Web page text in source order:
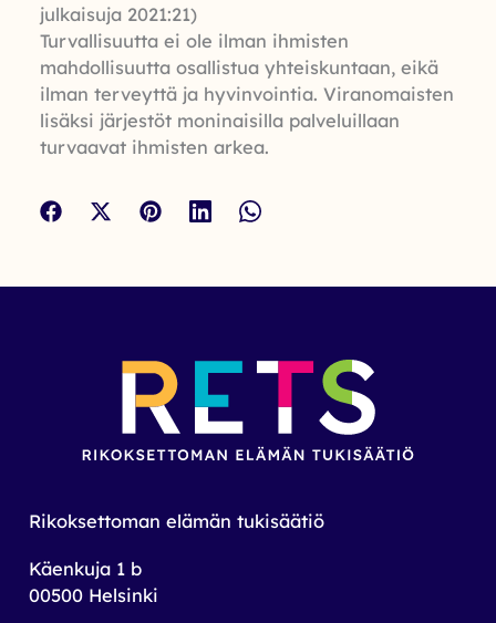
julkaisuja 2021:21)
Turvallisuutta ei ole ilman ihmisten
mahdollisuutta osallistua yhteiskuntaan, eikä
ilman terveyttä ja hyvinvointia. Viranomaisten
lisäksi järjestöt moninaisilla palveluillaan
turvaavat ihmisten arkea.
Rikoksettoman elämän tukisäätiö
Käenkuja 1 b
00500 Helsinki